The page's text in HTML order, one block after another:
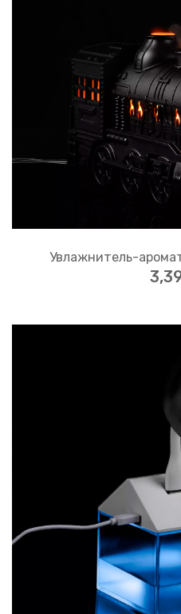
Увлажнитель-